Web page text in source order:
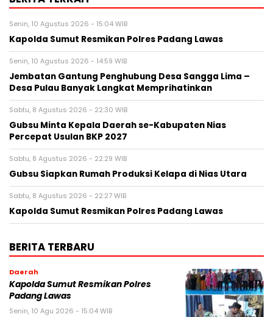
Senin, 10 Agustus 2026 - 15:04 WIB
Kapolda Sumut Resmikan Polres Padang Lawas
Senin, 10 Agustus 2026 - 14:59 WIB
Jembatan Gantung Penghubung Desa Sangga Lima –
Desa Pulau Banyak Langkat Memprihatinkan
Sabtu, 8 Agustus 2026 - 22:30 WIB
Gubsu Minta Kepala Daerah se-Kabupaten Nias
Percepat Usulan BKP 2027
Sabtu, 8 Agustus 2026 - 22:29 WIB
Gubsu Siapkan Rumah Produksi Kelapa di Nias Utara
Sabtu, 8 Agustus 2026 - 22:27 WIB
Kapolda Sumut Resmikan Polres Padang Lawas
BERITA TERBARU
Daerah
Kapolda Sumut Resmikan Polres
Padang Lawas
Senin, 10 Agu 2026 - 15:04 WIB